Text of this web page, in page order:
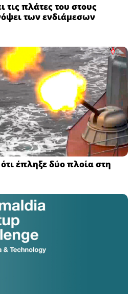
τις πλάτες του στους
των ενδιάμεσων
έπληξε δύο πλοία στη